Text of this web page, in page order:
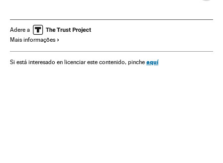
Problemas sociais Sociedade
Adere a
Mais informações
Si está interesado en licenciar este contenido, pinche aquí